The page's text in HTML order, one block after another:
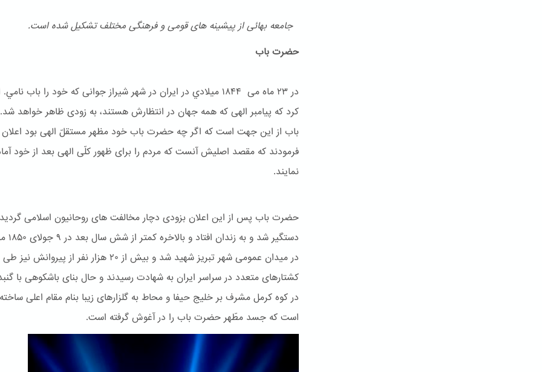
جامعه بهائی از پیشینه های قومی و فرهنگی مختلف تشكیل شده است.
حضرت باب
در ۲۳ ماه می ۱۸۴۴ ميلادي در ایران در شهر شیراز جوانی که خود را باب
کرد که پیامبر الهی که همه جهان در انتظارش هستند، به زودی ظاهر خواهد
باب از این جهت است که اگر چه حضرت باب خود مظهر مستقلّ الهی بود اعلان
فرمودند که مقصد اصلیش آنست که مردم را برای ظهور کلّی الهی بعد از خود
نمایند.
حضرت باب پس از این اعلان بزودی دچار مخالفت های روحانیون اسلامی
دستگیر
در میدان عمومی شهر تبریز شهید شد و بیش از ۲۰ هزار نفر از پیروانش نیز طی
کشتارهای متعدد در سراسر ایران به شهادت رسیدند و حال بنای باشكوهی با
در کوه کرمل مشرف بر خلیج حیفا و محاط به گلزارهای زیبا بنام مقام اعلی
است که جسد مطّهر حضرت باب را در آغوش گرفته است.